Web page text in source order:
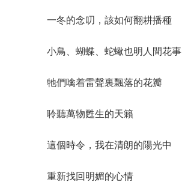
一冬的念叨，該如何翻耕播種
小鳥、蝴蝶、蛇蠍也明人間花事
牠們噙着雷聲裏飄落的花瓣
聆聽萬物甦生的天籟
這個時令，我在清朗的陽光中
重新找回明媚的心情